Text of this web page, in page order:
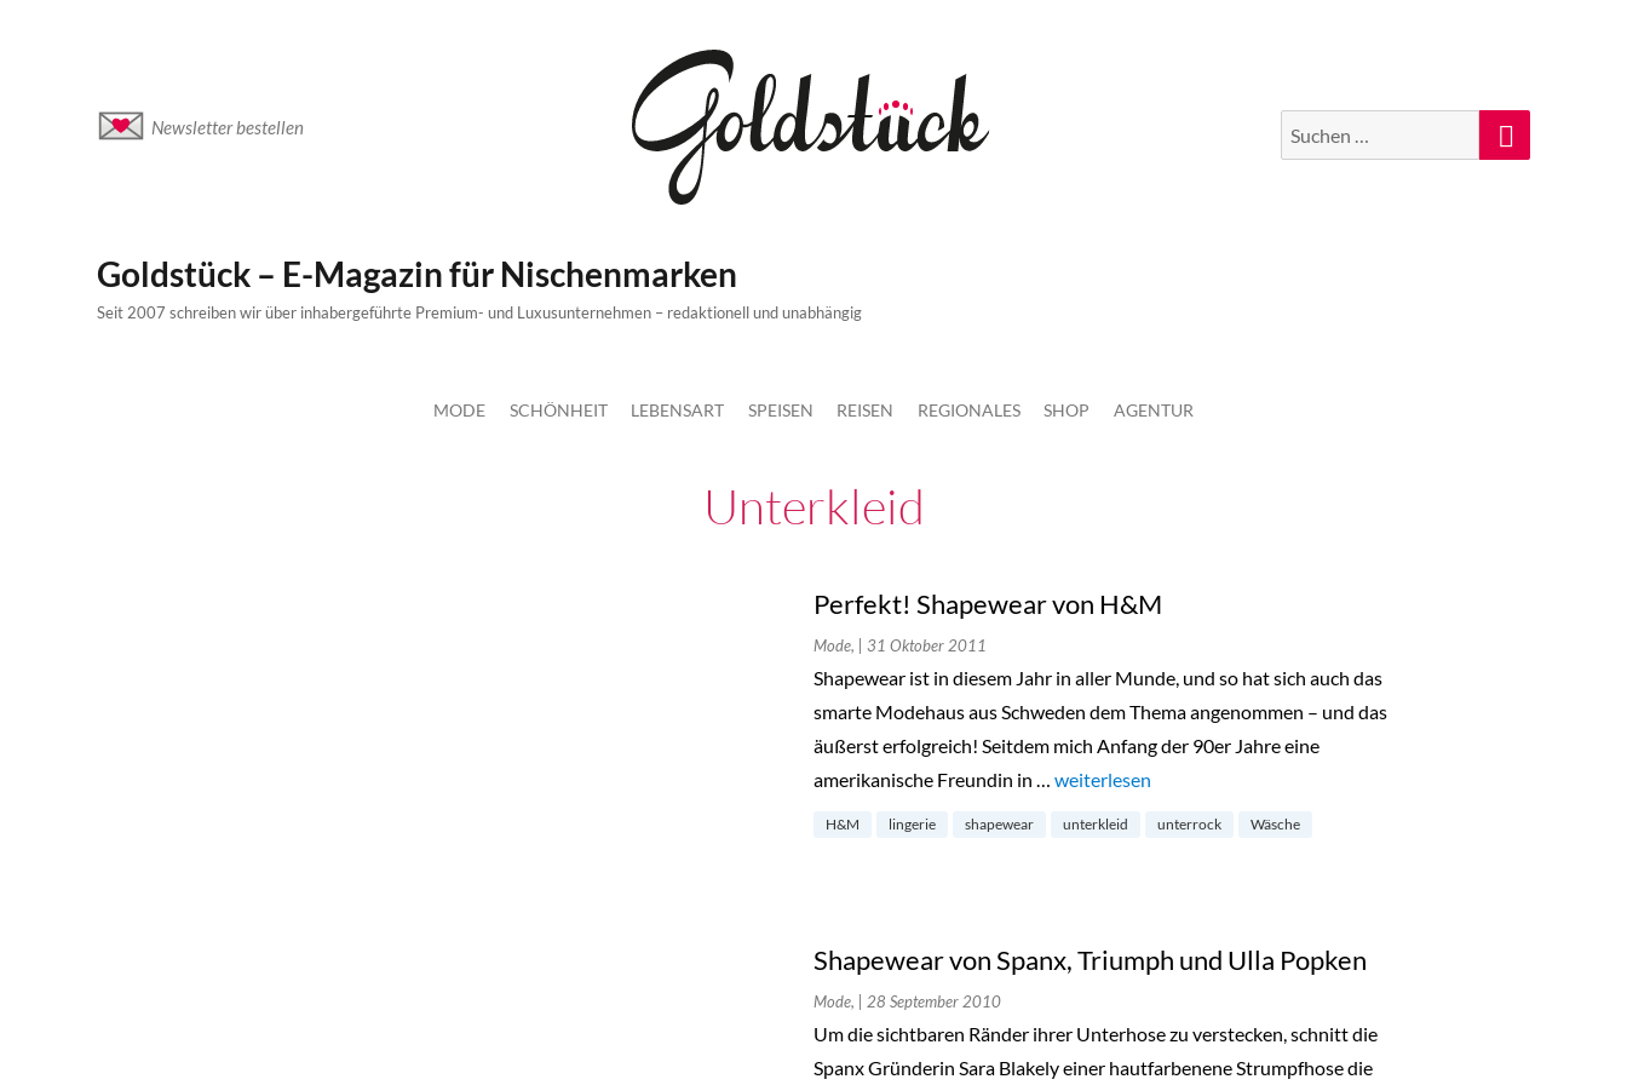
Newsletter bestellen
Suche
nach:
Suchen
Goldstück – E-Magazin für Nischenmarken
Seit 2007 schreiben wir über inhabergeführte Premium- und Luxusunternehmen – redaktionell und unabhängig
MODE SCHÖNHEIT LEBENSART SPEISEN REISEN REGIONALES SHOP AGENTUR
Unterkleid
Perfekt! Shapewear von H&M
Mode, | 31 Oktober 2011
Shapewear ist in diesem Jahr in aller Munde, und so hat sich auch das
smarte Modehaus aus Schweden dem Thema angenommen – und das
äußerst erfolgreich! Seitdem mich Anfang der 90er Jahre eine
amerikanische Freundin in … „Perfekt! Shapewear von H&M“
weiterlesen
H&M lingerie shapewear unterkleid unterrock Wäsche
Shapewear von Spanx, Triumph und Ulla Popken
Mode, | 28 September 2010
Um die sichtbaren Ränder ihrer Unterhose zu verstecken, schnitt die
Spanx Gründerin Sara Blakely einer hautfarbenene Strumpfhose die